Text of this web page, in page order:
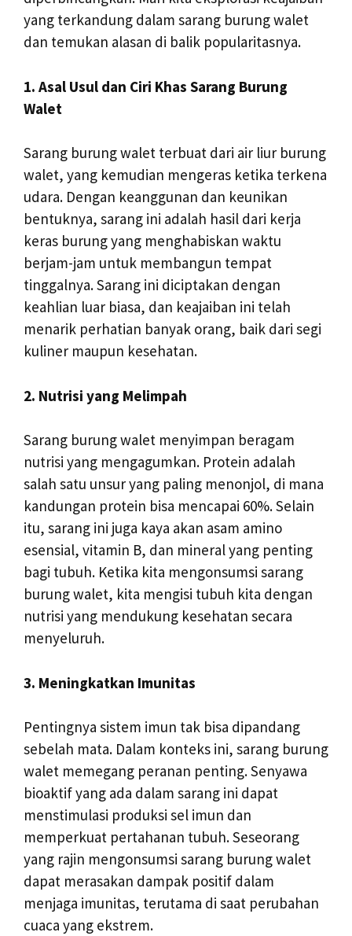
yang terkandung dalam sarang burung walet
dan temukan alasan di balik popularitasnya.
1. Asal Usul dan Ciri Khas Sarang Burung
Walet
Sarang burung walet terbuat dari air liur burung
walet, yang kemudian mengeras ketika terkena
udara. Dengan keanggunan dan keunikan
bentuknya, sarang ini adalah hasil dari kerja
keras burung yang menghabiskan waktu
berjam-jam untuk membangun tempat
tinggalnya. Sarang ini diciptakan dengan
keahlian luar biasa, dan keajaiban ini telah
menarik perhatian banyak orang, baik dari segi
kuliner maupun kesehatan.
2. Nutrisi yang Melimpah
Sarang burung walet menyimpan beragam
nutrisi yang mengagumkan. Protein adalah
salah satu unsur yang paling menonjol, di mana
kandungan protein bisa mencapai 60%. Selain
itu, sarang ini juga kaya akan asam amino
esensial, vitamin B, dan mineral yang penting
bagi tubuh. Ketika kita mengonsumsi sarang
burung walet, kita mengisi tubuh kita dengan
nutrisi yang mendukung kesehatan secara
menyeluruh.
3. Meningkatkan Imunitas
Pentingnya sistem imun tak bisa dipandang
sebelah mata. Dalam konteks ini, sarang burung
walet memegang peranan penting. Senyawa
bioaktif yang ada dalam sarang ini dapat
menstimulasi produksi sel imun dan
memperkuat pertahanan tubuh. Seseorang
yang rajin mengonsumsi sarang burung walet
dapat merasakan dampak positif dalam
menjaga imunitas, terutama di saat perubahan
cuaca yang ekstrem.